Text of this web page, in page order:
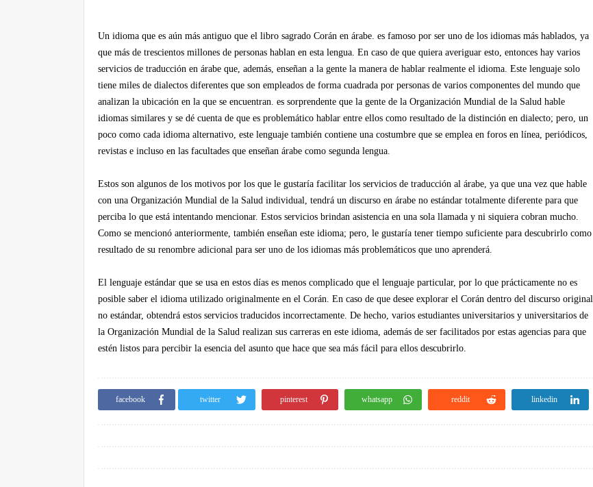
Un idioma que es aún más antiguo que el libro sagrado Corán en árabe. es famoso por ser uno de los idiomas más hablados, ya
que más de trescientos millones de personas hablan en esta lengua. En caso de que quiera averiguar esto, entonces hay varios
servicios de traducción en árabe que, además, enseñan a la gente la manera de hablar realmente el idioma. Este lenguaje solo
tiene miles de dialectos diferentes que son empleados de forma cuadrada por personas de varios componentes del mundo que
analizan la ubicación en la que se encuentran. es sorprendente que la gente de la Organización Mundial de la Salud hable
idiomas similares y se dé cuenta de que es problemático hablar entre ellos como resultado de la distinción en dialecto; pero, un
poco como cada idioma alternativo, este lenguaje también contiene una costumbre que se emplea en foros en línea, periódicos,
revistas e incluso en las facultades que enseñan árabe como segunda lengua.
Estos son algunos de los motivos por los que le gustaría facilitar los servicios de traducción al árabe, ya que una vez que hable
con una Organización Mundial de la Salud individual, tendrá un discurso en árabe no estándar totalmente diferente para que
perciba lo que está intentando mencionar. Estos servicios brindan asistencia en una sola llamada y ni siquiera cobran mucho.
Como se mencionó anteriormente, también enseñan este idioma; pero, le gustaría tener tiempo suficiente para descubrirlo como
resultado de su renombre adicional para ser uno de los idiomas más problemáticos que uno aprenderá.
El lenguaje estándar que se usa en estos días es menos complicado que el lenguaje particular, por lo que prácticamente no es
posible saber el idioma utilizado originalmente en el Corán. En caso de que desee explorar el Corán dentro del discurso original
no estándar, obtendrá estos servicios traducidos incorrectamente. De hecho, varios estudiantes universitarios y universitarios de
la Organización Mundial de la Salud realizan sus carreras en este idioma, además de ser facilitados por estas agencias para que
estén listos para percibir la esencia del asunto que hace que sea más fácil para ellos descubrirlo.
facebook twitter pinterest whatsapp reddit linkedin